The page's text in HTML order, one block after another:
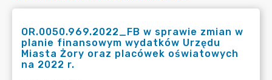
OR.0050.969.2022_FB w sprawie zmian w
planie finansowym wydatków Urzędu
Miasta Żory oraz placówek oświatowych
na 2022 r.